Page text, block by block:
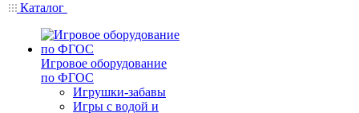
Каталог
Игровое оборудование
по ФГОС
Игрушки-забавы
Игры с водой и